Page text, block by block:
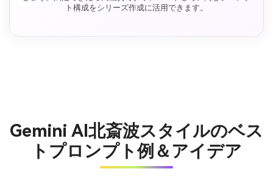
ト構成をシリーズ作成に活用できます。
Gemini AI北斎波スタイルのベス
トプロンプト例＆アイデア